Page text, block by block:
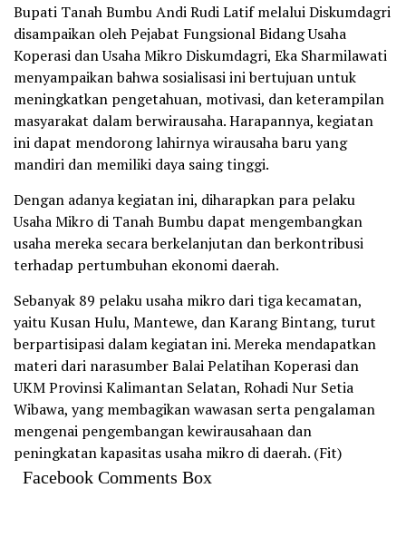
Bupati Tanah Bumbu Andi Rudi Latif melalui Diskumdagri
disampaikan oleh Pejabat Fungsional Bidang Usaha
Koperasi dan Usaha Mikro Diskumdagri, Eka Sharmilawati
menyampaikan bahwa sosialisasi ini bertujuan untuk
meningkatkan pengetahuan, motivasi, dan keterampilan
masyarakat dalam berwirausaha. Harapannya, kegiatan
ini dapat mendorong lahirnya wirausaha baru yang
mandiri dan memiliki daya saing tinggi.
Dengan adanya kegiatan ini, diharapkan para pelaku
Usaha Mikro di Tanah Bumbu dapat mengembangkan
usaha mereka secara berkelanjutan dan berkontribusi
terhadap pertumbuhan ekonomi daerah.
Sebanyak 89 pelaku usaha mikro dari tiga kecamatan,
yaitu Kusan Hulu, Mantewe, dan Karang Bintang, turut
berpartisipasi dalam kegiatan ini. Mereka mendapatkan
materi dari narasumber Balai Pelatihan Koperasi dan
UKM Provinsi Kalimantan Selatan, Rohadi Nur Setia
Wibawa, yang membagikan wawasan serta pengalaman
mengenai pengembangan kewirausahaan dan
peningkatan kapasitas usaha mikro di daerah. (Fit)
Facebook Comments Box